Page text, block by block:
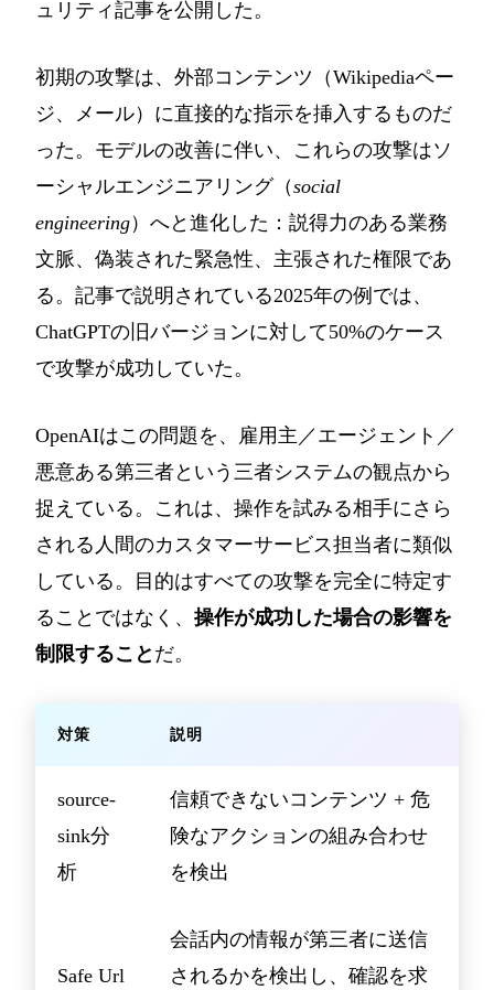
ュリティ記事を公開した。
初期の攻撃は、外部コンテンツ（Wikipediaペー
ジ、メール）に直接的な指示を挿入するものだ
った。モデルの改善に伴い、これらの攻撃はソ
ーシャルエンジニアリング（social
engineering）へと進化した：説得力のある業務
文脈、偽装された緊急性、主張された権限であ
る。記事で説明されている2025年の例では、
ChatGPTの旧バージョンに対して50%のケース
で攻撃が成功していた。
OpenAIはこの問題を、雇用主／エージェント／
悪意ある第三者という三者システムの観点から
捉えている。これは、操作を試みる相手にさら
される人間のカスタマーサービス担当者に類似
している。目的はすべての攻撃を完全に特定す
ることではなく、 操作が成功した場合の影響を
制限すること だ。
対策 説明
source-
sink分
析
信頼できないコンテンツ + 危
険なアクションの組み合わせ
を検出
Safe Url
会話内の情報が第三者に送信
されるかを検出し、確認を求